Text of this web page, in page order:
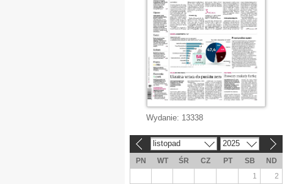
Wydanie: 13338
listopad 2025
PN WT ŚR CZ PT SB
ND
1
2